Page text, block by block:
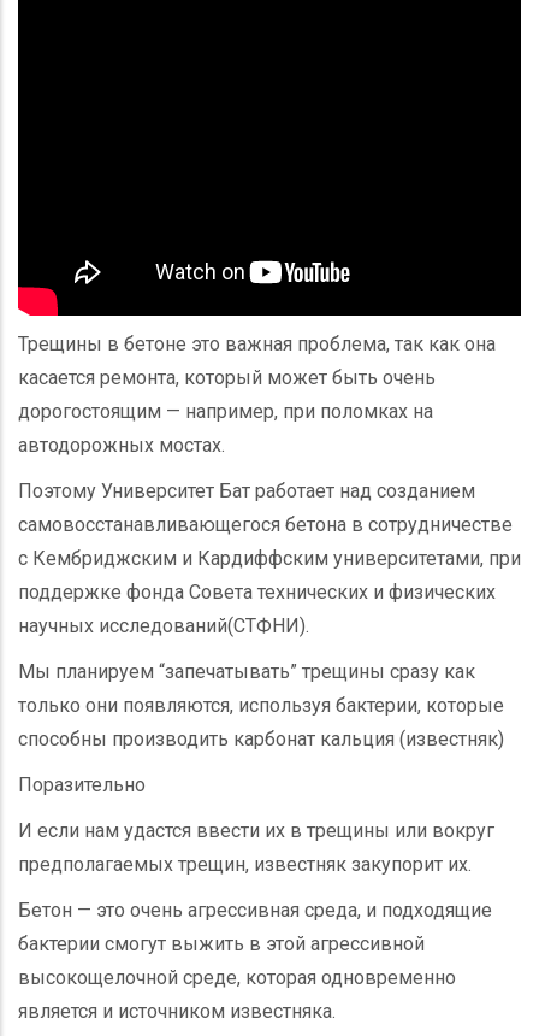
Трещины в бетоне это важная проблема, так как она
касается ремонта, который может быть очень
дорогостоящим — например, при поломках на
автодорожных мостах.
Поэтому Университет Бат работает над созданием
самовосстанавливающегося бетона в сотрудничестве
с Кембриджским и Кардиффским университетами, при
поддержке фонда Совета технических и физических
научных исследований(СТФНИ).
Мы планируем “запечатывать” трещины сразу как
только они появляются, используя бактерии, которые
способны производить карбонат кальция (известняк)
Поразительно
И если нам удастся ввести их в трещины или вокруг
предполагаемых трещин, известняк закупорит их.
Бетон — это очень агрессивная среда, и подходящие
бактерии смогут выжить в этой агрессивной
высокощелочной среде, которая одновременно
является и источником известняка.